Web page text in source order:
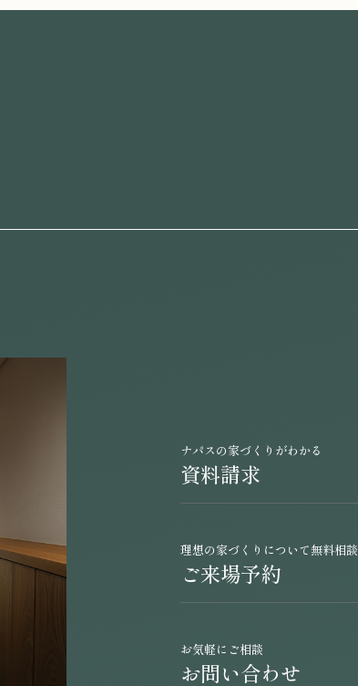
ナパスの家づくりがわかる
資料請求
理想の家づくりについて無料相談
ご来場予約
お気軽にご相談
お問い合わせ